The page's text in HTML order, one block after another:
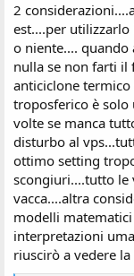
2
est....per
o niente....
nulla se non farti il
anticiclone termico
troposferico è solo
volte se manca
disturbo al
ottimo setting
scongiuri....tutto le
vacca....altra
modelli
interpretazioni
riuscirò a vedere